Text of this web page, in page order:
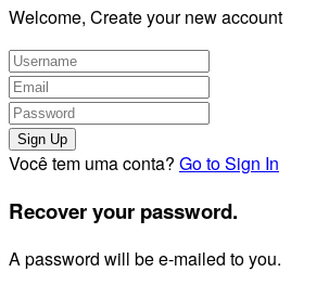
Welcome, Create your new account
Você tem uma conta? Go to Sign In
Recover your password.
A password will be e-mailed to you.